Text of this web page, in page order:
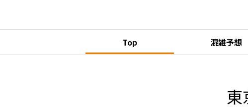
Top 混雑予想
東